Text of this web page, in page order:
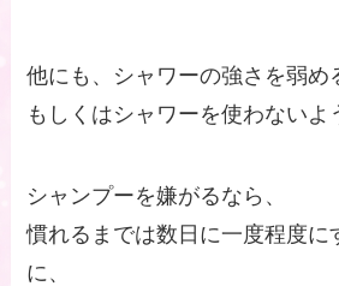
他にも、シャワーの強さを弱め
もしくはシャワーを使わないよ
シャンプーを嫌がるなら、
慣れるまでは数日に一度程度に
に、